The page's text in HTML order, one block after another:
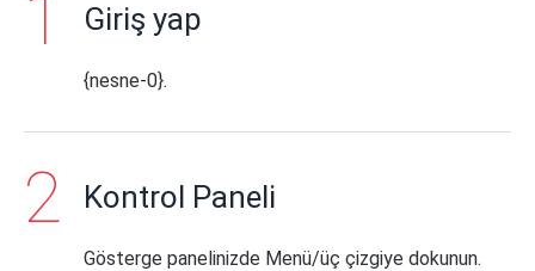
Giriş yap
{nesne-0}.
Kontrol Paneli
Gösterge panelinizde Menü/üç çizgiye dokunun.